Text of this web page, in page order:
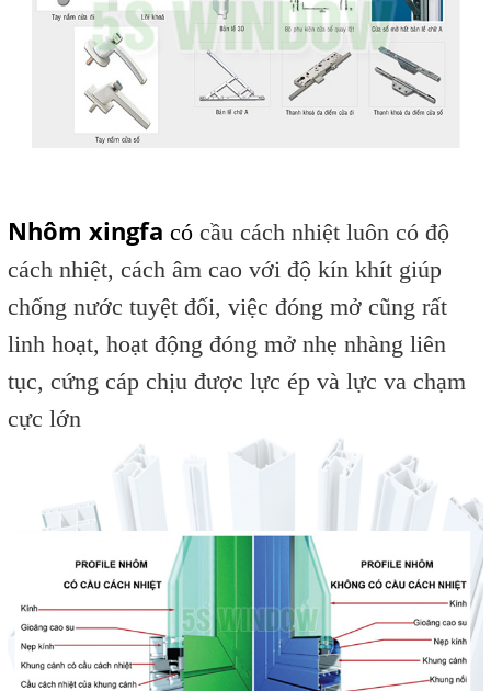
Nhôm xingfa cócầu cách nhiệt luôn có độ
cách nhiệt, cách âm cao với độ kín khít giúp
chống nước tuyệt đối, việc đóng mở cũng rất
linh hoạt, hoạt động đóng mở nhẹ nhàng liên
tục, cứng cáp chịu được lực ép và lực va chạm
cực lớn